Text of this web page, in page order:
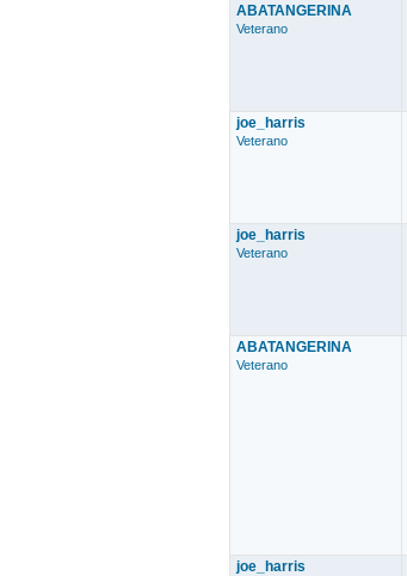
ABATANGERINA
Veterano
joe_harris
Veterano
joe_harris
Veterano
ABATANGERINA
Veterano
joe_harris